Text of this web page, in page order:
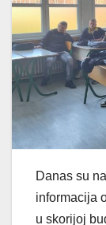
Danas su
informacija
u skorijoj